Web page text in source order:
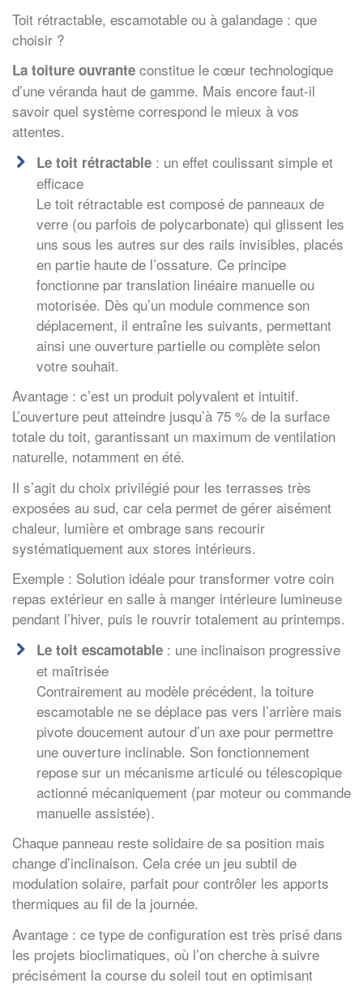
Toit rétractable, escamotable ou à galandage : que
choisir ?
La toiture ouvrante constitue le cœur technologique
d’une véranda haut de gamme. Mais encore faut-il
savoir quel système correspond le mieux à vos
attentes.
Le toit rétractable : un effet coulissant simple et
efficace
Le toit rétractable est composé de panneaux de
verre (ou parfois de polycarbonate) qui glissent les
uns sous les autres sur des rails invisibles, placés
en partie haute de l’ossature. Ce principe
fonctionne par translation linéaire manuelle ou
motorisée. Dès qu’un module commence son
déplacement, il entraîne les suivants, permettant
ainsi une ouverture partielle ou complète selon
votre souhait.
Avantage : c’est un produit polyvalent et intuitif.
L’ouverture peut atteindre jusqu’à 75 % de la surface
totale du toit, garantissant un maximum de ventilation
naturelle, notamment en été.
Il s’agit du choix privilégié pour les terrasses très
exposées au sud, car cela permet de gérer aisément
chaleur, lumière et ombrage sans recourir
systématiquement aux stores intérieurs.
Exemple : Solution idéale pour transformer votre coin
repas extérieur en salle à manger intérieure lumineuse
pendant l’hiver, puis le rouvrir totalement au printemps.
Le toit escamotable : une inclinaison progressive
et maîtrisée
Contrairement au modèle précédent, la toiture
escamotable ne se déplace pas vers l’arrière mais
pivote doucement autour d’un axe pour permettre
une ouverture inclinable. Son fonctionnement
repose sur un mécanisme articulé ou télescopique
actionné mécaniquement (par moteur ou commande
manuelle assistée).
Chaque panneau reste solidaire de sa position mais
change d’inclinaison. Cela crée un jeu subtil de
modulation solaire, parfait pour contrôler les apports
thermiques au fil de la journée.
Avantage : ce type de configuration est très prisé dans
les projets bioclimatiques, où l’on cherche à suivre
précisément la course du soleil tout en optimisant